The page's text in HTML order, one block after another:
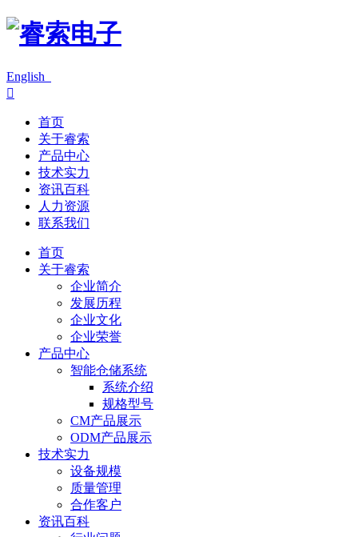
English

首页
关于睿索
产品中心
技术实力
资讯百科
人力资源
联系我们
首页
关于睿索
企业简介
发展历程
企业文化
企业荣誉
产品中心
智能仓储系统
系统介绍
规格型号
CM产品展示
ODM产品展示
技术实力
设备规模
质量管理
合作客户
资讯百科